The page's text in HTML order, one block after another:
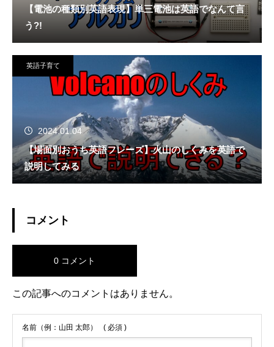
【電池の種類別英語表現】単三電池は英語でなんて言
う?!
英語子育て
2024.01.04
【場面別おうち英語フレーズ】火山のしくみを英語で
説明してみる
コメント
0 コメント
この記事へのコメントはありません。
名前（例：山田 太郎） ( 必須 )